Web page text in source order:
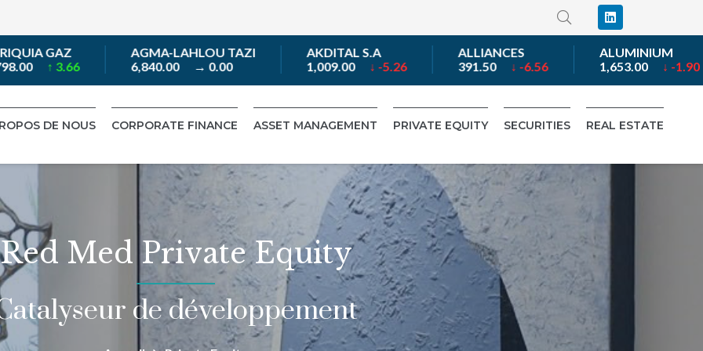
GAZ
3.66
AGMA-LAHLOU TAZI
6,840.00→ 0.00
AKDITAL S.A
1,009.00↓ -5.26
ALLIANCES
391.50↓ -6.56
ALUMINIUM
1,653.00↓ -1.90
DE NOUS CORPORATE FINANCE ASSET MANAGEMENT PRIVATE EQUITY SECURITIES REAL ESTATE
Red Med Private Equity
de développement